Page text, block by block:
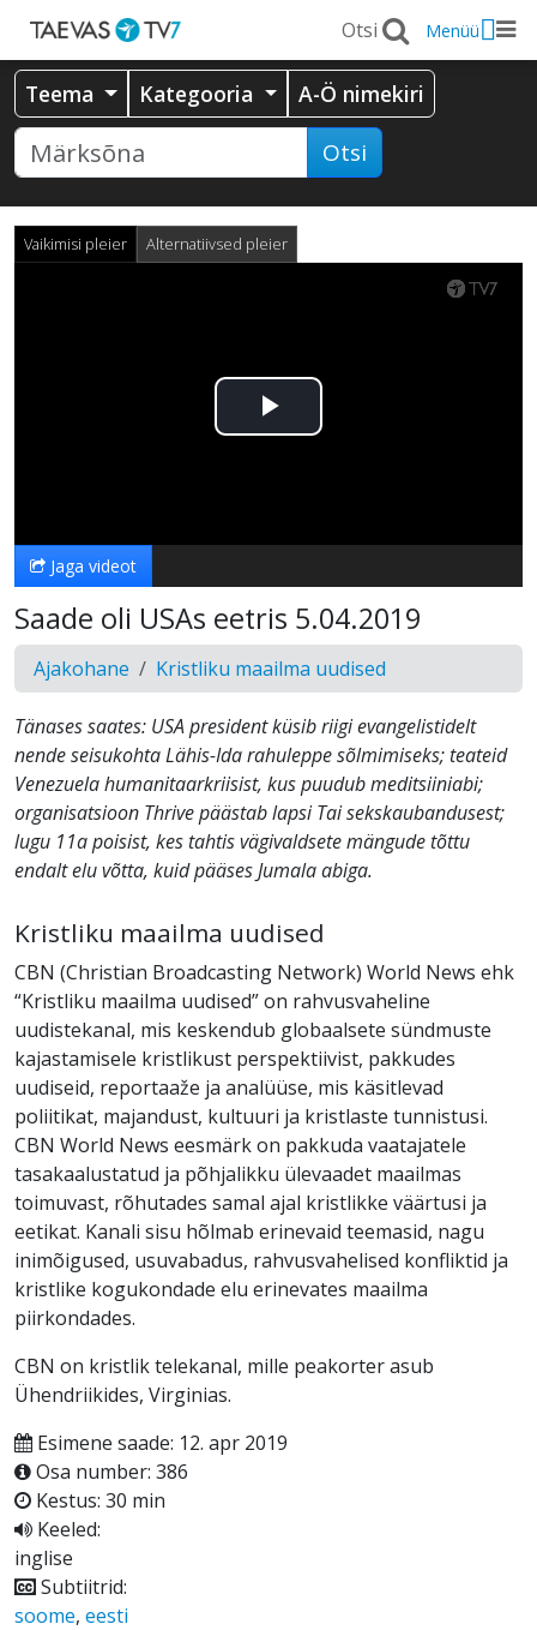
Menüü
Teema Kategooria A-Ö nimekiri
Otsi
Vaikimisi pleier Alternatiivsed pleier
Esita
Jaga videot
Saade oli USAs eetris 5.04.2019
Ajakohane Kristliku maailma uudised
Tänases saates: USA president küsib riigi evangelistidelt
nende seisukohta Lähis-Ida rahuleppe sõlmimiseks; teateid
Venezuela humanitaarkriisist, kus puudub meditsiiniabi;
organisatsioon Thrive päästab lapsi Tai sekskaubandusest;
lugu 11a poisist, kes tahtis vägivaldsete mängude tõttu
endalt elu võtta, kuid pääses Jumala abiga.
Kristliku maailma uudised
CBN (Christian Broadcasting Network) World News ehk
“Kristliku maailma uudised” on rahvusvaheline
uudistekanal, mis keskendub globaalsete sündmuste
kajastamisele kristlikust perspektiivist, pakkudes
uudiseid, reportaaže ja analüüse, mis käsitlevad
poliitikat, majandust, kultuuri ja kristlaste tunnistusi.
CBN World News eesmärk on pakkuda vaatajatele
tasakaalustatud ja põhjalikku ülevaadet maailmas
toimuvast, rõhutades samal ajal kristlikke väärtusi ja
eetikat. Kanali sisu hõlmab erinevaid teemasid, nagu
inimõigused, usuvabadus, rahvusvahelised konfliktid ja
kristlike kogukondade elu erinevates maailma
piirkondades.
CBN on kristlik telekanal, mille peakorter asub
Ühendriikides, Virginias.
Esimene saade: 12. apr 2019
Osa number: 386
Kestus: 30 min
Keeled:
inglise
Subtiitrid:
soome, eesti